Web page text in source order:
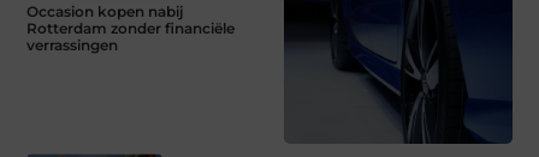
Occasion kopen nabij
Rotterdam zonder financiële
verrassingen